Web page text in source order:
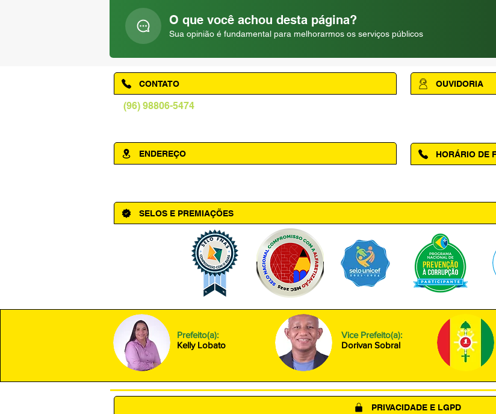
O que você achou desta página?
Sua opinião é fundamental para melhorarmos os serviços públicos
(96) 98806-5474
CONTATO
ENDEREÇO
OUVIDORIA
HORÁRIO DE
SELOS E PREMIAÇÕES
Prefeito(a):
Kelly Lobato
Vice Prefeito(a):
Dorivan Sobral
PRIVACIDADE E LGPD